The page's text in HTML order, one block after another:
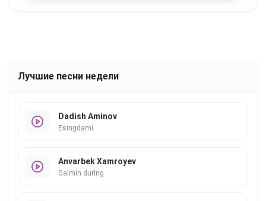
Лучшие песни недели
Dadish Aminov
Esingdami
Anvarbek Xamroyev
Galmin during